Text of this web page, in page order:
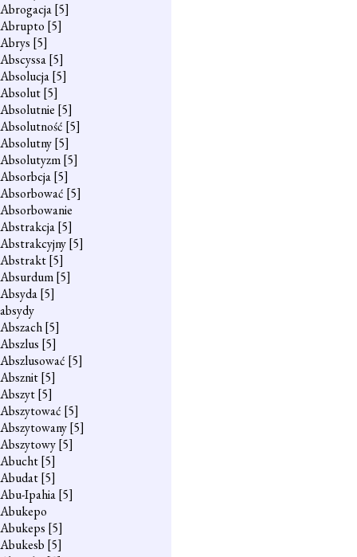
Abrogacja[5]
Abrupto [5]
Abrys [5]
Abscyssa[5]
Absolucja[5]
Absolut[5]
Absolutnie [5]
Absolutność [5]
Absolutny[5]
Absolutyzm[5]
Absorbcja[5]
Absorbować [5]
Absorbowanie
Abstrakcja[5]
Abstrakcyjny[5]
Abstrakt[5]
Absurdum[5]
Absyda[5]
absydy
Abszach[5]
Abszlus [5]
Abszlusować [5]
Absznit[5]
Abszyt[5]
Abszytować [5]
Abszytowany[5]
Abszytowy[5]
Abucht[5]
Abudat[5]
Abu-Ipahia[5]
Abukepo
Abukeps [5]
Abukesb [5]